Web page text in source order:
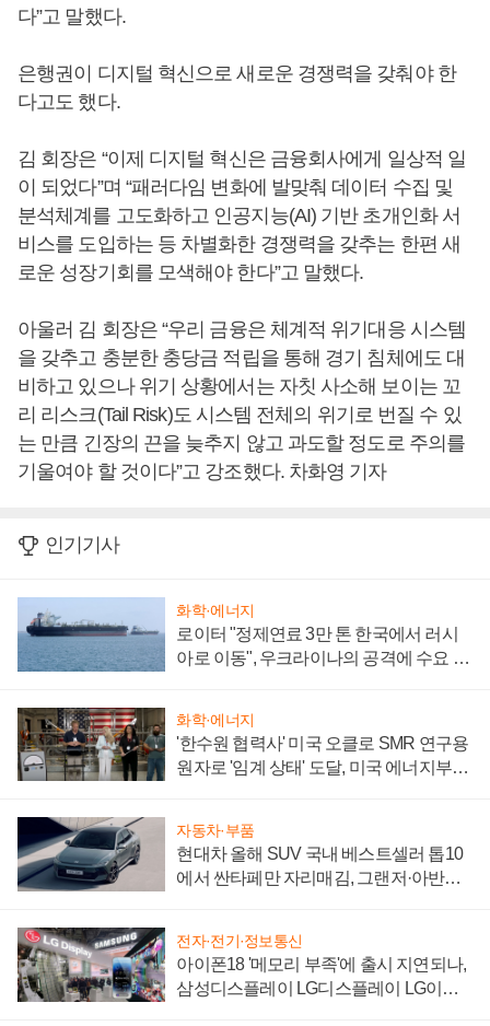
다”고 말했다.
은행권이 디지털 혁신으로 새로운 경쟁력을 갖춰야 한
다고도 했다.
김 회장은 “이제 디지털 혁신은 금융회사에게 일상적 일
이 되었다”며 “패러다임 변화에 발맞춰 데이터 수집 및
분석체계를 고도화하고 인공지능(AI) 기반 초개인화 서
비스를 도입하는 등 차별화한 경쟁력을 갖추는 한편 새
로운 성장기회를 모색해야 한다”고 말했다.
아울러 김 회장은 “우리 금융은 체계적 위기대응 시스템
을 갖추고 충분한 충당금 적립을 통해 경기 침체에도 대
비하고 있으나 위기 상황에서는 자칫 사소해 보이는 꼬
리 리스크(Tail Risk)도 시스템 전체의 위기로 번질 수 있
는 만큼 긴장의 끈을 늦추지 않고 과도할 정도로 주의를
기울여야 할 것이다”고 강조했다. 차화영 기자
인기기사
화학·에너지
로이터 "정제연료 3만 톤 한국에서 러시
아로 이동", 우크라이나의 공격에 수요 늘
화학·에너지
'한수원 협력사' 미국 오클로 SMR 연구용
원자로 '임계 상태' 도달, 미국 에너지부
자동차·부품
현대차 올해 SUV 국내 베스트셀러 톱10
에서 싼타페만 자리매김, 그랜저·아반떼
전자·전기·정보통신
아이폰18 '메모리 부족'에 출시 지연되나,
삼성디스플레이 LG디스플레이 LG이노